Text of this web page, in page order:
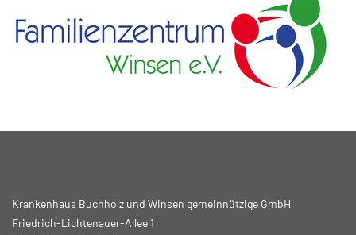
Krankenhaus Buchholz und Winsen gemeinnützige GmbH
Friedrich-Lichtenauer-Allee 1